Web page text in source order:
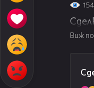
154
Виж